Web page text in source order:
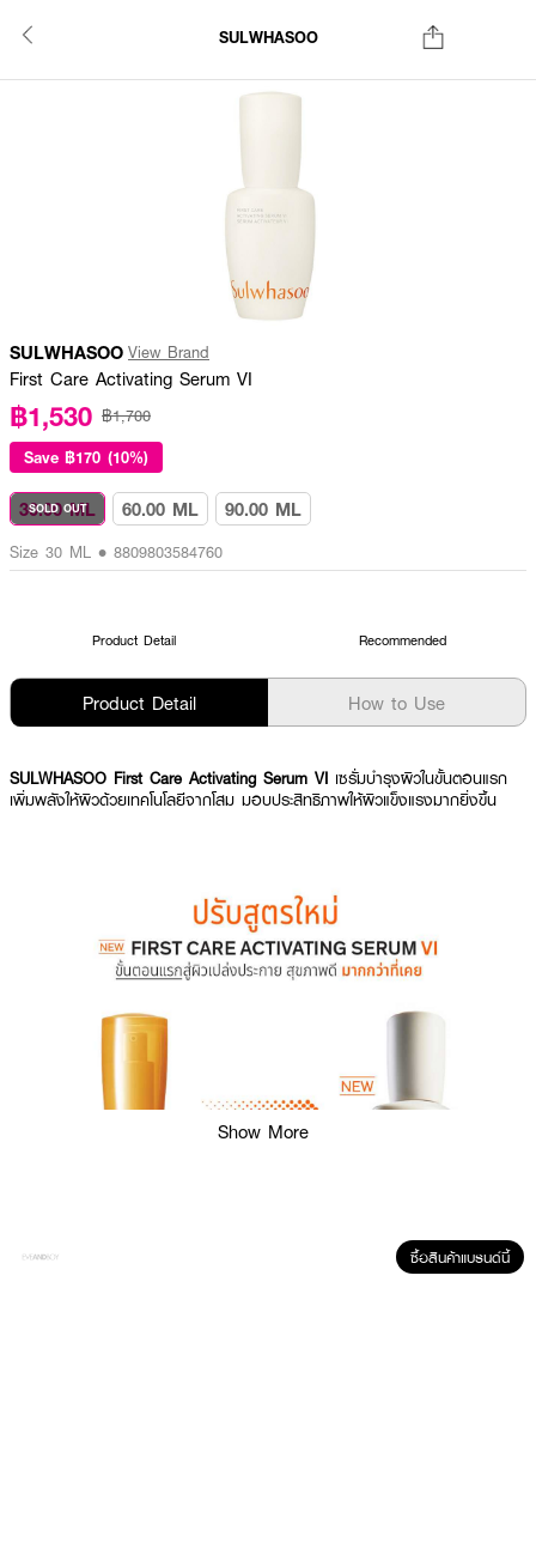
SULWHASOO
SULWHASOO View Brand
First Care Activating Serum VI
฿1,530 ฿1,700
Save ฿170 (10%)
30.00 ML
SOLD OUT 60.00 ML 90.00 ML
Size 30 ML • 8809803584760
Product Detail Recommended
Product Detail How to Use
SULWHASOO First Care Activating Serum VI เซรั่มบำรุงผิวในขั้นตอนแรก
เพิ่มพลังให้ผิวด้วยเทคโนโลยีจากโสม มอบประสิทธิภาพให้ผิวแข็งแรงมากยิ่งขึ้น
Show More
ซื้อสินค้าแบรนด์นี้